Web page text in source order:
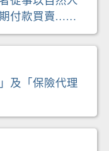
付款買賣......
及「保險代理